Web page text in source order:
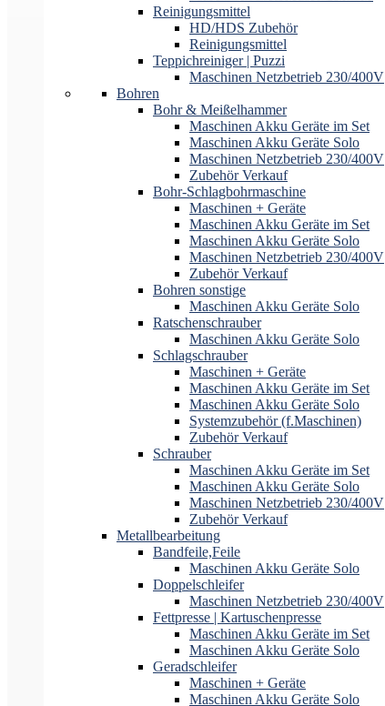
Reinigungsmittel
HD/HDS Zubehör
Reinigungsmittel
Teppichreiniger | Puzzi
Maschinen Netzbetrieb 230/400V
Bohren
Bohr & Meißelhammer
Maschinen Akku Geräte im Set
Maschinen Akku Geräte Solo
Maschinen Netzbetrieb 230/400V
Zubehör Verkauf
Bohr-Schlagbohrmaschine
Maschinen + Geräte
Maschinen Akku Geräte im Set
Maschinen Akku Geräte Solo
Maschinen Netzbetrieb 230/400V
Zubehör Verkauf
Bohren sonstige
Maschinen Akku Geräte Solo
Ratschenschrauber
Maschinen Akku Geräte Solo
Schlagschrauber
Maschinen + Geräte
Maschinen Akku Geräte im Set
Maschinen Akku Geräte Solo
Systemzubehör (f.Maschinen)
Zubehör Verkauf
Schrauber
Maschinen Akku Geräte im Set
Maschinen Akku Geräte Solo
Maschinen Netzbetrieb 230/400V
Zubehör Verkauf
Metallbearbeitung
Bandfeile,Feile
Maschinen Akku Geräte Solo
Doppelschleifer
Maschinen Netzbetrieb 230/400V
Fettpresse | Kartuschenpresse
Maschinen Akku Geräte im Set
Maschinen Akku Geräte Solo
Geradschleifer
Maschinen + Geräte
Maschinen Akku Geräte Solo